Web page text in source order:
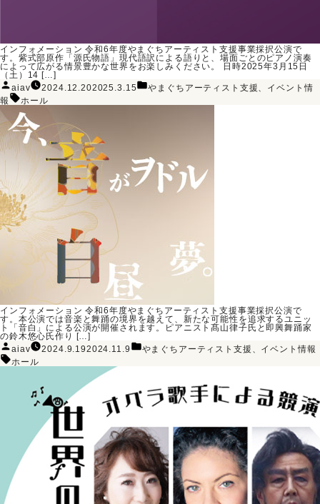
インフォメーション 令和6年度やまぐちアーティスト支援事業採択公演で
す。紫式部原作「源氏物語」現代語訳による語りと、場面ごとのピアノ演奏
によって広がる情景豊かな世界をお楽しみください。 日時2025年3月15日
（土）14 […]
投
稿
者:
aiav 2024.12.202025.3.15
カ
テ
やまぐちアーティスト支援、 イベント情
報
タ
グ:
ホール
インフォメーション 令和6年度やまぐちアーティスト支援事業採択公演で
す。本公演では音楽と舞踊の境界を越えて、新たな可能性を追求するユニッ
ト「音白」による公演が開催されます。ピアニスト髙山律子氏と即興舞踊家
の鈴木悠心氏作り […]
投
稿
者:
aiav 2024.9.192024.11.9
カ
テ
やまぐちアーティスト支援 、 イベント情報
タ
グ:
ホール